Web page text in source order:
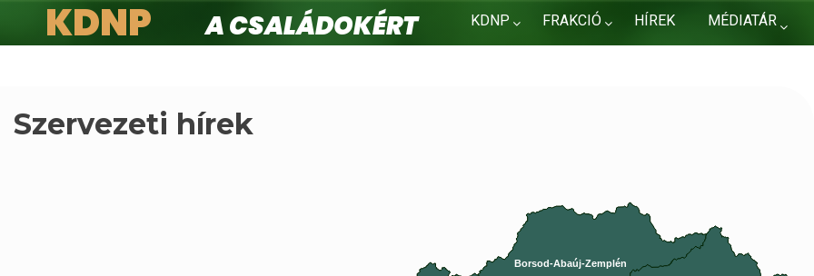
KDNP FRAKCIÓ HÍREK MÉDIATÁR
KDNP
A családokért.
Szervezeti hírek
Borsod-Abaúj-Zemplén